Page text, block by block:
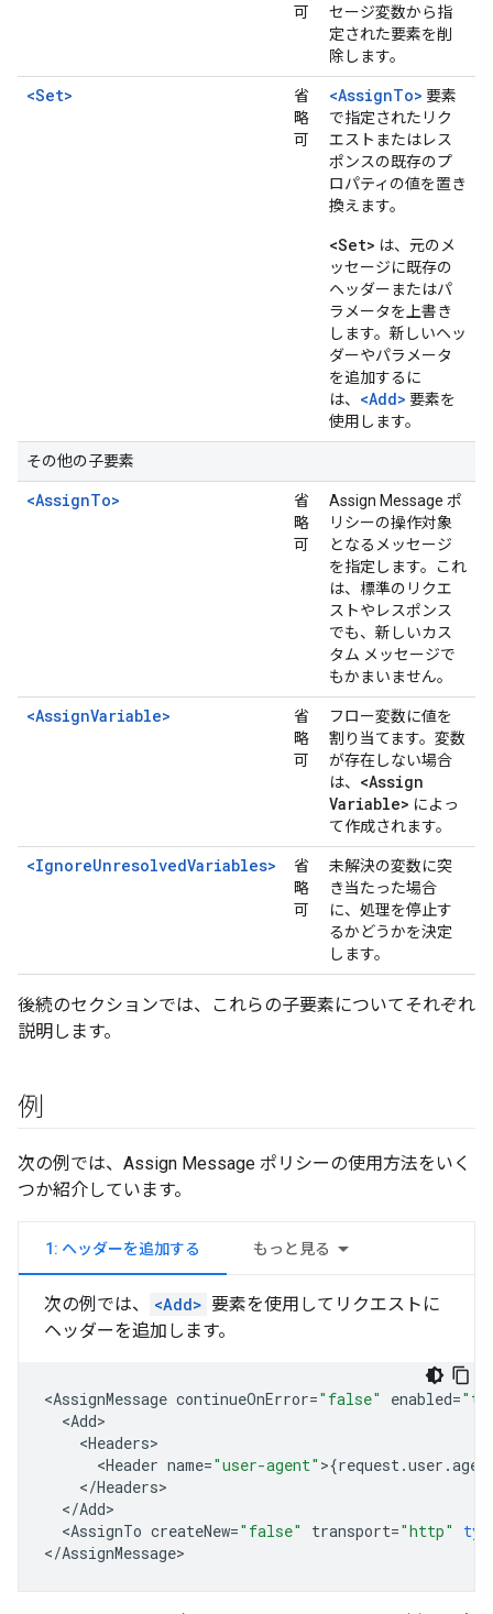
可
セージ変数から指
定された要素を削
除します。
<Set>
省
略
可
<AssignTo> 要素
で指定されたリク
エストまたはレス
ポンスの既存のプ
ロパティの値を置き
換えます。
<Set> は、元のメ
ッセージに既存の
ヘッダーまたはパ
ラメータを上書き
します。新しいヘッ
ダーやパラメータ
を追加するに
は、 <Add> 要素を
使用します。
その他の子要素
<AssignTo>
省
略
可
Assign Message ポ
リシーの操作対象
となるメッセージ
を指定します。これ
は、標準のリクエ
ストやレスポンス
でも、新しいカス
タム メッセージで
もかまいません。
<AssignVariable>
省
略
可
フロー変数に値を
割り当てます。変数
が存在しない場合
は、 <Assign
Variable> によっ
て作成されます。
<IgnoreUnresolvedVariables>
省
略
可
未解決の変数に突
き当たった場合
に、処理を停止す
るかどうかを決定
します。
後続のセクションでは、これらの子要素についてそれぞれ
説明します。
例
次の例では、Assign Message ポリシーの使用方法をいく
つか紹介しています。
1: ヘッダーを追加する もっと見る
次の例では、 <Add> 要素を使用してリクエストに
ヘッダーを追加します。
<AssignMessage continueOnError="false" enabled=
<Add
<Headers
<Header name="user-agent" >{request.user .
</Headers
</Add
<AssignTo createNew="false" transport="http"
</AssignMessage>